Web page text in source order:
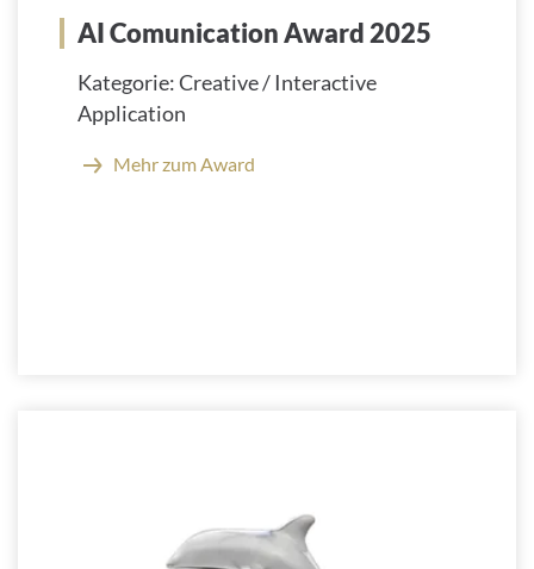
AI Comunication Award 2025
Kategorie: Creative / Interactive
Application
Mehr zum Award